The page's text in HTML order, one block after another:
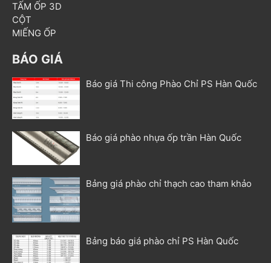
TẤM ỐP 3D
CỘT
MIẾNG ỐP
BÁO GIÁ
Báo giá Thi công Phào Chỉ PS Hàn Quốc
Báo giá phào nhựa ốp trần Hàn Quốc
Bảng giá phào chỉ thạch cao tham khảo
Bảng báo giá phào chỉ PS Hàn Quốc